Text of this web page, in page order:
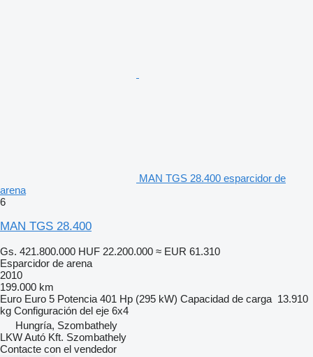
MAN TGS 28.400 esparcidor de
arena
6
MAN TGS 28.400
Gs. 421.800.000 HUF 22.200.000 ≈ EUR 61.310
Esparcidor de arena
2010
199.000 km
Euro Euro 5 Potencia 401 Hp (295 kW) Capacidad de carga 13.910
kg Configuración del eje 6x4
Hungría, Szombathely
LKW Autó Kft. Szombathely
Contacte con el vendedor